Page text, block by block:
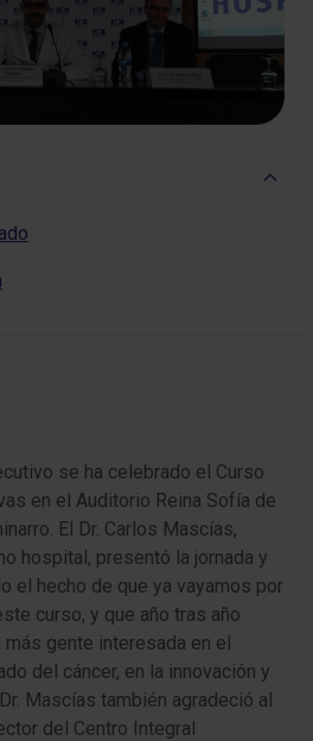
se ha celebrado el Curso
en el Auditorio Reina Sofía de
El Dr. Carlos Mascías,
hospital, presentó la jornada y
el hecho de que ya vayamos por
curso, y que año tras año
gente interesada en el
del cáncer, en la innovación y
Mascías también agradeció al
del Centro Integral